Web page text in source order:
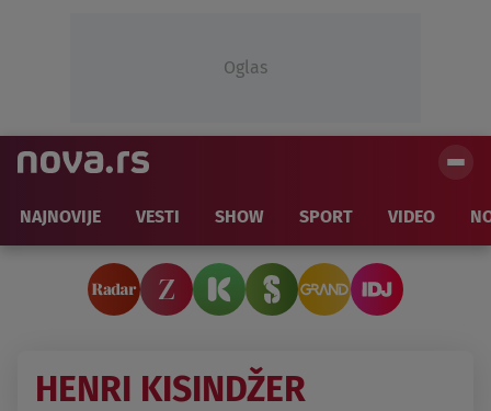
Oglas
NAJNOVIJE VESTI SHOW SPORT VIDEO
HENRI KISINDŽER